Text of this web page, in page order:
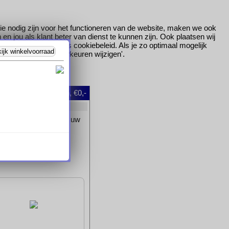
nodig zijn voor het functioneren van de website, maken we ook
jou als klant beter van dienst te kunnen zijn. Ook plaatsen wij
hiermeer over ons cookiebeleid. Als je zo optimaal mogelijk
klik dan op 'Voorkeuren wijzigen'.
artikelen, €0,-
artikel dan ook aan uw
winkelvoorraad